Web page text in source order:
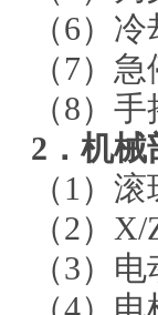
（6）
（7）
（8）手
2．机
（1）
（2）X/
（3）电